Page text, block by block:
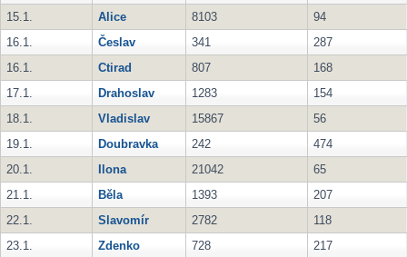
15.1.
Alice 8103
94
16.1.
Česlav 341
287
16.1.
Ctirad 807
168
17.1.
Drahoslav 1283
154
18.1.
Vladislav 15867
56
19.1.
Doubravka 242
474
20.1.
Ilona 21042
65
21.1.
Běla 1393
207
22.1.
Slavomír 2782
118
23.1.
Zdenko 728
217